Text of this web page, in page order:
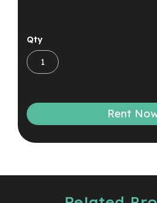
Qty
Rent